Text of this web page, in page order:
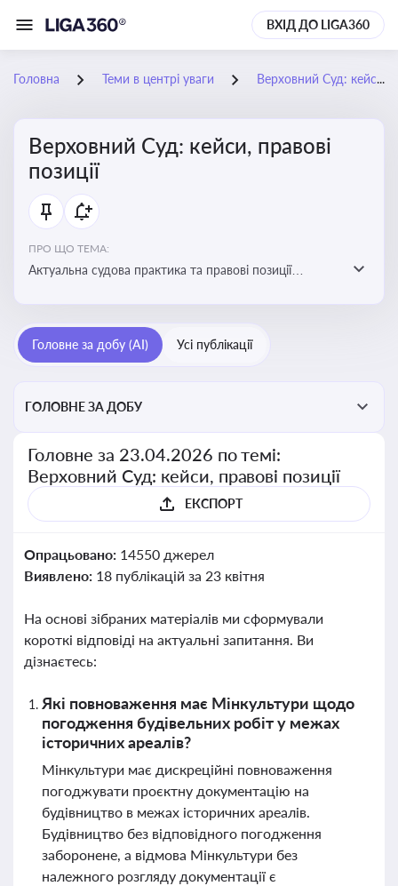
ВХІД ДО LIGA360
Головна Теми в центрі уваги Верховний Суд: кейси, правові позиції
Верховний Суд: кейси, правові
позиції
ПРО ЩО ТЕМА:
Актуальна судова практика та правові позиції
Головне за добу (AI) Усі публікації
ГОЛОВНЕ ЗА ДОБУ
Головне за 23.04.2026 по темі:
Верховний Суд: кейси, правові позиції
ЕКСПОРТ
Опрацьовано: 14550 джерел
Виявлено: 18 публікацій за 23 квітня
На основі зібраних матеріалів ми сформували
короткі відповіді на актуальні запитання. Ви
дізнаєтесь:
Які повноваження має Мінкультури щодо
погодження будівельних робіт у межах
історичних ареалів?
Мінкультури має дискреційні повноваження
погоджувати проєктну документацію на
будівництво в межах історичних ареалів.
Будівництво без відповідного погодження
заборонене, а відмова Мінкультури без
належного розгляду документації є